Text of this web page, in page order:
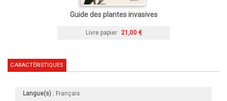
Guide des plantes invasives
Livre papier 21,00 €
CARACTÉRISTIQUES
Langue(s) : Français